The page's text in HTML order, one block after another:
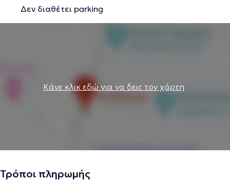
Δεν διαθέτει parking
Κάνε κλικ εδώ για να δεις τον χάρτη
Τρόποι πληρωμής